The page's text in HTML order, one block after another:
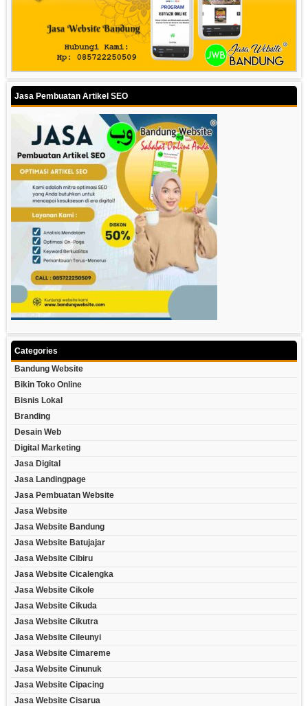
Jasa Pembuatan Artikel SEO
Categories
Bandung Website
Bikin Toko Online
Bisnis Lokal
Branding
Desain Web
Digital Marketing
Jasa Digital
Jasa Landingpage
Jasa Pembuatan Website
Jasa Website
Jasa Website Bandung
Jasa Website Batujajar
Jasa Website Cibiru
Jasa Website Cicalengka
Jasa Website Cikole
Jasa Website Cikuda
Jasa Website Cikutra
Jasa Website Cileunyi
Jasa Website Cimareme
Jasa Website Cinunuk
Jasa Website Cipacing
Jasa Website Cisarua